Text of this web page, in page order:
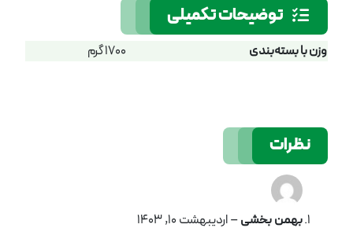
توضیحات تکمیلی
وزن با بسته‌بندی 1700 گرم
نظرات
بهمن بخشی–اردیبهشت 10, 1403